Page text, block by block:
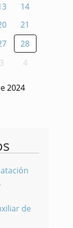
14
21
28
3 4
2024
de